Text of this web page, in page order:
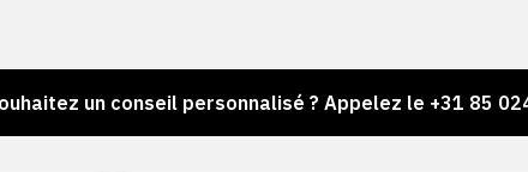
un conseil personnalisé ? Appelez le +31 85 024 0044